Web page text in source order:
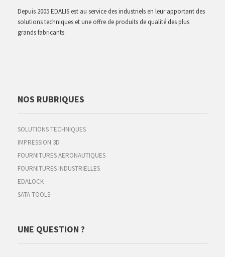
Depuis 2005 EDALIS est au service des industriels en leur apportant des
solutions techniques et une offre de produits de qualité des plus
grands fabricants
NOS RUBRIQUES
SOLUTIONS TECHNIQUES
IMPRESSION 3D
FOURNITURES AERONAUTIQUES
FOURNITURES INDUSTRIELLES
EDALOCK
SATA TOOLS
UNE QUESTION ?